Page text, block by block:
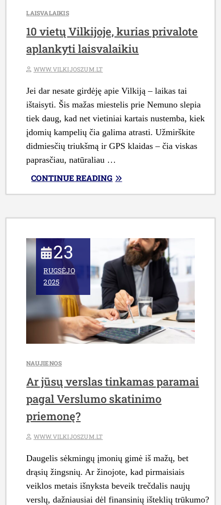
LAISVALAIKIS
10 vietų Vilkijoje, kurias privalote
aplankyti laisvalaikiu
WWW.VILKIJOSZUM.LT
Jei dar nesate girdėję apie Vilkiją – laikas tai
ištaisyti. Šis mažas miestelis prie Nemuno slepia
tiek daug, kad net vietiniai kartais nustemba, kiek
įdomių kampelių čia galima atrasti. Užmirškite
didmiesčių triukšmą ir GPS klaidas – čia viskas
paprasčiau, natūraliau …
CONTINUE READING„10
APLANKYTI
LAISVALAIKIU”
23
RUGSĖJO
2025
NAUJIENOS
Ar jūsų verslas tinkamas paramai
pagal Verslumo skatinimo
priemonę?
WWW.VILKIJOSZUM.LT
Daugelis sėkmingų įmonių gimė iš mažų, bet
drąsių žingsnių. Ar žinojote, kad pirmaisiais
veiklos metais išnyksta beveik trečdalis naujų
verslų, dažniausiai dėl finansinių išteklių trūkumo?